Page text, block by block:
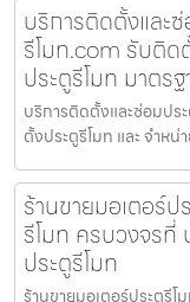
บริการติดตั้งและ
รีโมท.com รับติด
ประตูรีโมท มาตร
บริการติดตั้งและซ่อมปร
ตั้งประตูรีโมท และ จำห
ร้านขายมอเตอร์ป
รีโมท ครบวงจรที่
ประตูรีโมท
ร้านขายมอเตอร์ประตูรีโ